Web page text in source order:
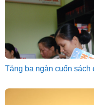
Tặng ba ngàn cuốn sách